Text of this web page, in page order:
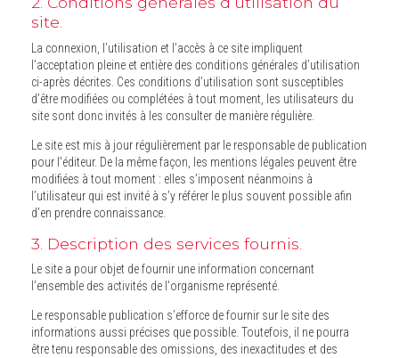
site.
La connexion, l’utilisation et l’accès à ce site impliquent
l’acceptation pleine et entière des conditions générales d’utilisation
ci-après décrites. Ces conditions d’utilisation sont susceptibles
d’être modifiées ou complétées à tout moment, les utilisateurs du
site sont donc invités à les consulter de manière régulière.
Le site est mis à jour régulièrement par le responsable de publication
pour l'éditeur. De la même façon, les mentions légales peuvent être
modifiées à tout moment : elles s’imposent néanmoins à
l’utilisateur qui est invité à s’y référer le plus souvent possible afin
d’en prendre connaissance.
3. Description des services fournis.
Le site a pour objet de fournir une information concernant
l’ensemble des activités de l'organisme représenté.
Le responsable publication s’efforce de fournir sur le site des
informations aussi précises que possible. Toutefois, il ne pourra
être tenu responsable des omissions, des inexactitudes et des